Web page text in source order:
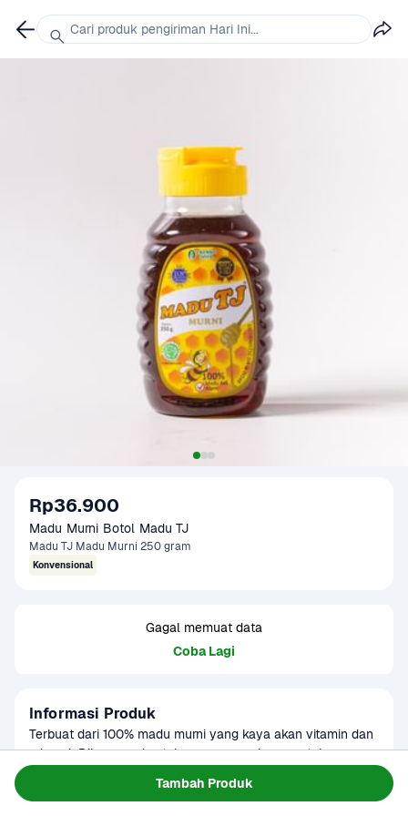
Tambah Produk
Rp36.900
Madu Murni Botol Madu TJ
Madu TJ Madu Murni 250 gram
Konvensional
Gagal memuat data
Coba Lagi
Informasi Produk
Terbuat dari 100% madu murni yang kaya akan vitamin dan
mineral. Dikonsumsi untuk campuran minuman, taburan
Sarapan
Cari produk pengiriman Hari Ini...